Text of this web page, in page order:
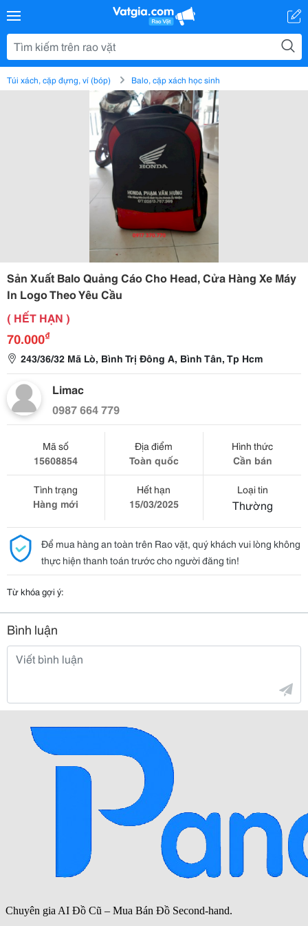
Túi xách, cặp đựng, ví (bóp) Balo, cặp xách học sinh
Sản Xuất Balo Quảng Cáo Cho Head, Cửa Hàng Xe Máy
In Logo Theo Yêu Cầu
( HẾT HẠN )
70.000₫
243/36/32 Mã Lò, Bình Trị Đông A, Bình Tân, Tp Hcm
Limac
0987 664 779
Mã số
15608854
Địa điểm
Toàn quốc
Hình thức
Cần bán
Tình trạng
Hàng mới
Hết hạn
15/03/2025
Loại tin
Thường
Để mua hàng an toàn trên Rao vặt, quý khách vui lòng không
thực hiện thanh toán trước cho người đăng tin!
Từ khóa gợi ý:
Bình luận